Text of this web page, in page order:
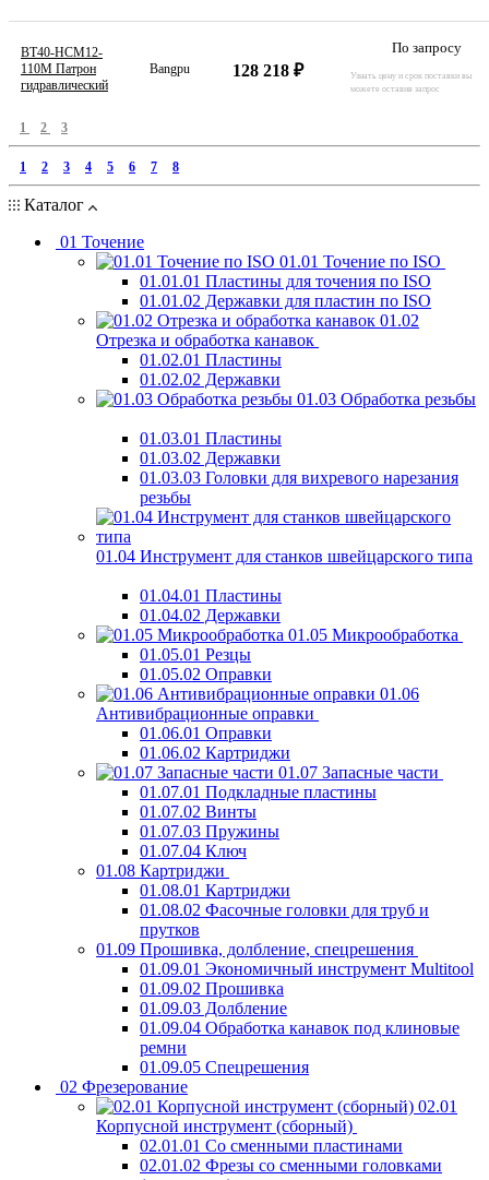
BT40-HCM12-
110M Патрон
гидравлический
Bangpu 128 218 ₽
По запросу
Узнать цену и срок поставки вы
можете оставив запрос
1 2 3
1 2 3 4 5 6 7 8
Каталог
01 Точение
01.01 Точение по ISO
01.01.01 Пластины для точения по ISO
01.01.02 Державки для пластин по ISO
01.02
Отрезка и обработка канавок
01.02.01 Пластины
01.02.02 Державки
01.03 Обработка резьбы
01.03.01 Пластины
01.03.02 Державки
01.03.03 Головки для вихревого нарезания
резьбы
01.04 Инструмент для станков швейцарского типа
01.04.01 Пластины
01.04.02 Державки
01.05 Микрообработка
01.05.01 Резцы
01.05.02 Оправки
01.06
Антивибрационные оправки
01.06.01 Оправки
01.06.02 Картриджи
01.07 Запасные части
01.07.01 Подкладные пластины
01.07.02 Винты
01.07.03 Пружины
01.07.04 Ключ
01.08 Картриджи
01.08.01 Картриджи
01.08.02 Фасочные головки для труб и
прутков
01.09 Прошивка, долбление, спецрешения
01.09.01 Экономичный инструмент Multitool
01.09.02 Прошивка
01.09.03 Долбление
01.09.04 Обработка канавок под клиновые
ремни
01.09.05 Спецрешения
02 Фрезерование
02.01
Корпусной инструмент (сборный)
02.01.01 Со сменными пластинами
02.01.02 Фрезы со сменными головками